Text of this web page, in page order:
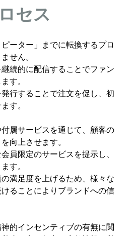
ロセス
ピーター」までに転換するプロ
せん。
続的に配信することでファン
す。
行することで注文を促し、初
す。
属サービスを通じて、顧客の
向上させます。
員限定のサービスを提示し、
す。
満足度を上げるため、様々な
ることによりブランドへの信
的インセンティブの有無に関